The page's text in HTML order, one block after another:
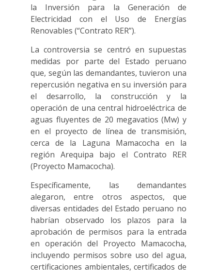
la Inversión para la Generación de
Electricidad con el Uso de Energías
Renovables (“Contrato RER”).
La controversia se centró en supuestas
medidas por parte del Estado peruano
que, según las demandantes, tuvieron una
repercusión negativa en su inversión para
el desarrollo, la construcción y la
operación de una central hidroeléctrica de
aguas fluyentes de 20 megavatios (Mw) y
en el proyecto de línea de transmisión,
cerca de la Laguna Mamacocha en la
región Arequipa bajo el Contrato RER
(Proyecto Mamacocha).
Específicamente, las demandantes
alegaron, entre otros aspectos, que
diversas entidades del Estado peruano no
habrían observado los plazos para la
aprobación de permisos para la entrada
en operación del Proyecto Mamacocha,
incluyendo permisos sobre uso del agua,
certificaciones ambientales, certificados de